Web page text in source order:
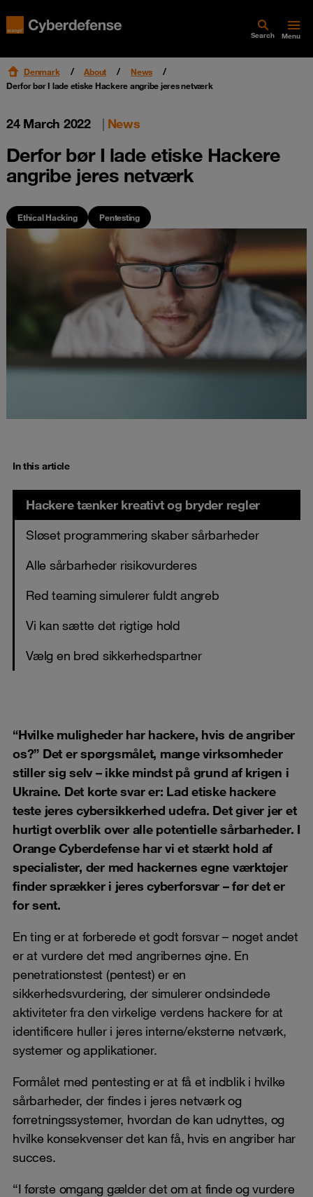
Search Menu
Denmark About
News
Derfor bør I lade etiske Hackere angribe jeres netværk
24 March 2022 | News
Derfor bør I lade etiske Hackere
angribe jeres netværk
Ethical Hacking Pentesting
In this article
Hackere tænker kreativt og bryder regler
Sløset programmering skaber sårbarheder
Alle sårbarheder risikovurderes
Red teaming simulerer fuldt angreb
Vi kan sætte det rigtige hold
Vælg en bred sikkerhedspartner
“Hvilke muligheder har hackere, hvis de angriber
os?” Det er spørgsmålet, mange virksomheder
stiller sig selv – ikke mindst på grund af krigen i
Ukraine. Det korte svar er: Lad etiske hackere
teste jeres cybersikkerhed udefra. Det giver jer et
hurtigt overblik over alle potentielle sårbarheder. I
Orange Cyberdefense har vi et stærkt hold af
specialister, der med hackernes egne værktøjer
finder sprækker i jeres cyberforsvar – før det er
for sent.
En ting er at forberede et godt forsvar – noget andet
er at vurdere det med angribernes øjne. En
penetrationstest (pentest) er en
sikkerhedsvurdering, der simulerer ondsindede
aktiviteter fra den virkelige verdens hackere for at
identificere huller i jeres interne/eksterne netværk,
systemer og applikationer.
Formålet med pentesting er at få et indblik i hvilke
sårbarheder, der findes i jeres netværk og
forretningssystemer, hvordan de kan udnyttes, og
hvilke konsekvenser det kan få, hvis en angriber har
succes.
“I første omgang gælder det om at finde og vurdere